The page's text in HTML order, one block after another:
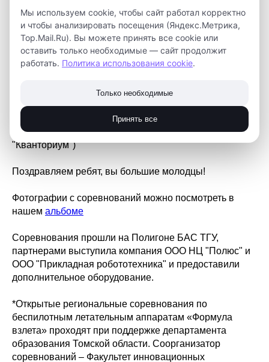
нашими экспертами
Победителями в финальном этапе стали:
3 место - команда "Мощный свэг 1" (ФИТ ТГУ)
2 место - команда "Aviasales" (ФИТ ТГУ)
1 место - команда "Holocron" (МАОУ СОШ №28 г.
Томска, ОГАОУ "Интеграция", Детский технопарк
"Кванториум")
Поздравляем ребят, вы большие молодцы!
Фотографии с соревнований можно посмотреть в
нашем альбоме
Соревнования прошли на Полигоне БАС ТГУ,
партнерами выступила компания ООО НЦ "Полюс" и
ООО "Прикладная робототехника" и предоставили
дополнительное оборудование.
*Открытые региональные соревнования по
беспилотным летательным аппаратам «Формула
взлета» проходят при поддержке департамента
образования Томской области. Соорганизатор
соревнований – Факультет инновационных
Мы используем cookie, чтобы сайт работал корректно
и чтобы анализировать посещения (Яндекс.Метрика,
Top.Mail.Ru). Вы можете принять все cookie или
оставить только необходимые — сайт продолжит
работать. Политика использования cookie.
Только необходимые
Принять все